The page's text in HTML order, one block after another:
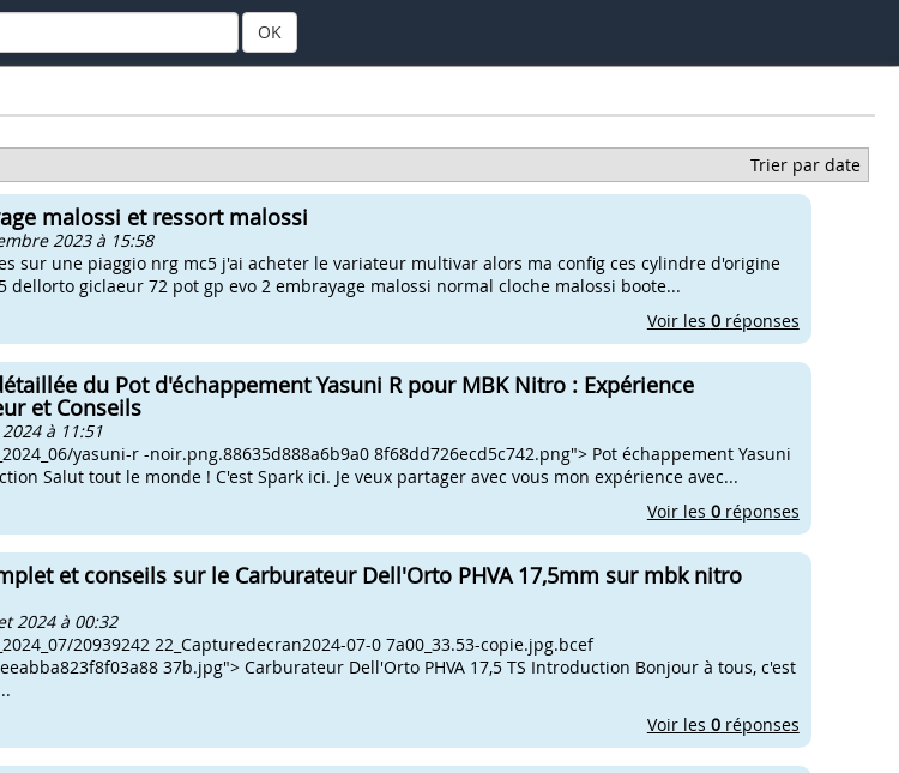
OK
Trier par date
malossi et ressort malossi
2023 à 15:58
sur une piaggio nrg mc5 j'ai acheter le variateur multivar alors ma config ces cylindre d'origine
dellorto giclaeur 72 pot gp evo 2 embrayage malossi normal cloche malossi boote...
Voir les 0réponses
du Pot d'échappement Yasuni R pour MBK Nitro : Expérience
et Conseils
à 11:51
yasuni-r -noir.png.88635d888a6b9a0 8f68dd726ecd5c742.png"> Pot échappement Yasuni
Salut tout le monde ! C'est Spark ici. Je veux partager avec vous mon expérience avec...
Voir les 0réponses
et conseils sur le Carburateur Dell'Orto PHVA 17,5mm sur mbk nitro
2024 à 00:32
20939242 22_Capturedecran2024-07-0 7a00_33.53-copie.jpg.bcef
37b.jpg"> Carburateur Dell'Orto PHVA 17,5 TS Introduction Bonjour à tous, c'est
Voir les 0réponses